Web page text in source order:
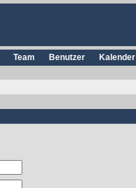
Kalender
Benutzer
Team